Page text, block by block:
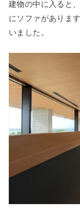
建物の中に入ると
にソファがありま
いました。